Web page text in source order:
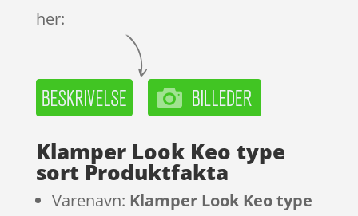
her:
Klamper Look Keo type
sort Produktfakta
Varenavn: Klamper Look Keo type